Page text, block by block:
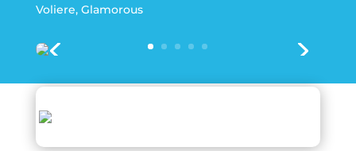
Voliere, Glamorous